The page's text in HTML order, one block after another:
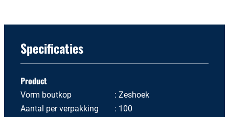
Specificaties
Product
Vorm boutkop
Zeshoek
Aantal per verpakking
100